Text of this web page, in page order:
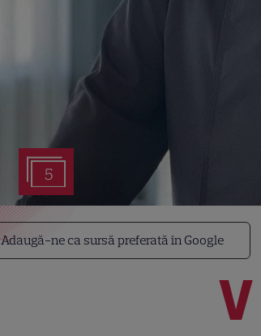
5
Adaugă-ne ca sursă preferată în Google
V